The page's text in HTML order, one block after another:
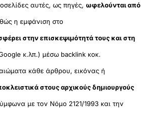
αυτές, ως πηγές, ωφελούνται από
η εμφάνιση στο
στην επισκεψιμότητά τους και στη
κ.λπ.) μέσω backlink κοκ.
κάθε άρθρου, εικόνας ή
στους αρχικούς δημιουργούς
με τον Νόμο 2121/1993 και την